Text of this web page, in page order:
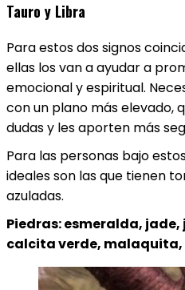
Tauro y Libra
Para estos dos signos
ellas los van a ayudar a
emocional y espiritual.
con un plano más elevado,
dudas y les aporten más
Para las personas bajo
ideales son las que tienen
azuladas.
Piedras: esmeralda,
calcita verde,